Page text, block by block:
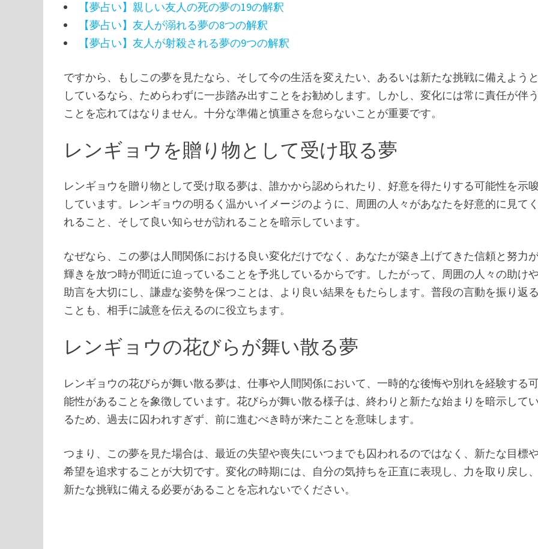
【夢占い】親しい友人の死の夢の19の解釈
【夢占い】友人が溺れる夢の8つの解釈
【夢占い】友人が射殺される夢の9つの解釈
ですから、もしこの夢を見たなら、そして今の生活を変えたい、あるいは新たな挑戦に備えよう
しているなら、ためらわずに一歩踏み出すことをお勧めします。しかし、変化には常に責任が伴
ことを忘れてはなりません。十分な準備と慎重さを怠らないことが重要です。
レンギョウを贈り物として受け取る夢
レンギョウを贈り物として受け取る夢は、誰かから認められたり、好意を得たりする可能性を示
しています。レンギョウの明るく温かいイメージのように、周囲の人々があなたを好意的に見て
れること、そして良い知らせが訪れることを暗示しています。
なぜなら、この夢は人間関係における良い変化だけでなく、あなたが築き上げてきた信頼と努力
輝きを放つ時が間近に迫っていることを予兆しているからです。したがって、周囲の人々の助け
助言を大切にし、謙虚な姿勢を保つことは、より良い結果をもたらします。普段の言動を振り返
ことも、相手に誠意を伝えるのに役立ちます。
レンギョウの花びらが舞い散る夢
レンギョウの花びらが舞い散る夢は、仕事や人間関係において、一時的な後悔や別れを経験する
能性があることを象徴しています。花びらが舞い散る様子は、終わりと新たな始まりを暗示して
るため、過去に囚われすぎず、前に進むべき時が来たことを意味します。
つまり、この夢を見た場合は、最近の失望や喪失にいつまでも囚われるのではなく、新たな目標
希望を追求することが大切です。変化の時期には、自分の気持ちを正直に表現し、力を取り戻し
新たな挑戦に備える必要があることを忘れないでください。